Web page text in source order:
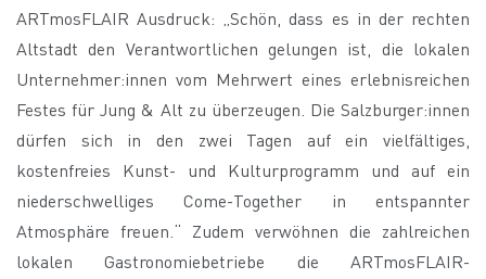
ARTmosFLAIR Ausdruck: „Schön, dass es in der rechten
Altstadt den Verantwortlichen gelungen ist, die lokalen
Unternehmer:innen vom Mehrwert eines erlebnisreichen
Festes für Jung & Alt zu überzeugen. Die Salzburger:innen
dürfen sich in den zwei Tagen auf ein vielfältiges,
kostenfreies Kunst- und Kulturprogramm und auf ein
niederschwelliges Come-Together in entspannter
Atmosphäre freuen.“ Zudem verwöhnen die zahlreichen
lokalen Gastronomiebetriebe die ARTmosFLAIR-